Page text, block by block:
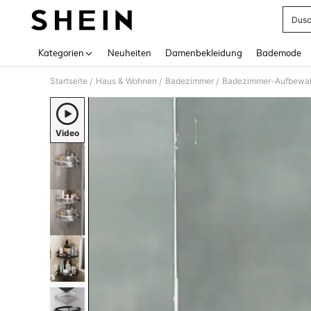
Kategorien Neuheiten Damenbekleidung Bademode
Startseite / Haus & Wohnen / Badezimmer / Badezimmer-
Video